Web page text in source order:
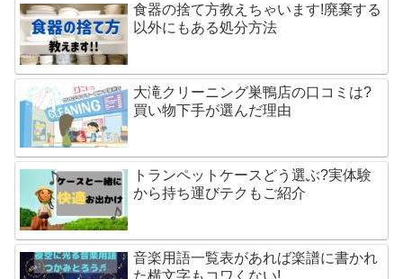
食器の捨て方教えちゃいます!廃棄する
以外にもある処分方法
大滝クリーニング巣鴨店の口コミは?
買い物下手が選んだ理由
トランペットケースどう選ぶ?実体験
から持ち運びテクもご紹介
音楽用語一覧表があれば楽譜に書かれ
た横文字もコワくない!